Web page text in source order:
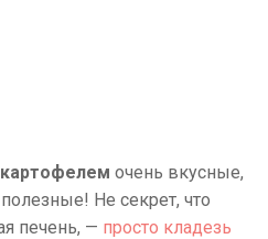
очень вкусные,
Не секрет, что
печень, — просто кладезь